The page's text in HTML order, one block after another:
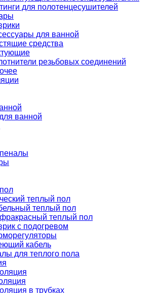
для полотенцесушителей
для ванной
средства
резьбовых соединений
ванной
теплый пол
теплый пол
теплый пол
с подогревом
кабель
для теплого пола
в трубках